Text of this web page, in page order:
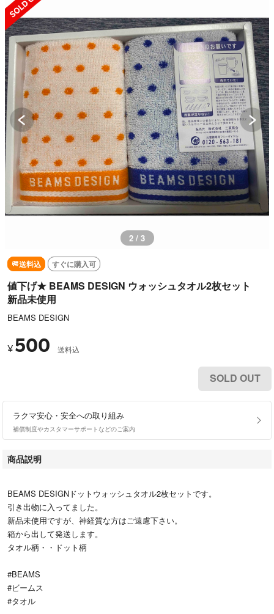
3 / 3
送料込 すぐに購入可
値下げ★ BEAMS DESIGN ウォッシュタオル2枚セット
新品未使用
BEAMS DESIGN
¥ 500 送料込
SOLD OUT
ラクマ安心・安全への取り組み
補償制度やカスタマーサポートなどのご案内
商品説明
BEAMS DESIGNドットウォッシュタオル2枚セットです。
引き出物に入ってました。
新品未使用ですが、神経質な方はご遠慮下さい。
箱から出して発送します。
タオル柄・・ドット柄
#BEAMS
#ビームス
#タオル